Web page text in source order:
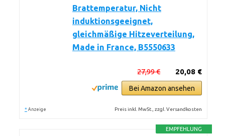
Brattemperatur, Nicht
induktionsgeeignet,
gleichmäßige Hitzeverteilung,
Made in France, B5550633
20,08 €
27,99 €
Bei Amazon ansehen
* Anzeige Preis inkl. MwSt., zzgl. Versandkosten
EMPFEHLUNG